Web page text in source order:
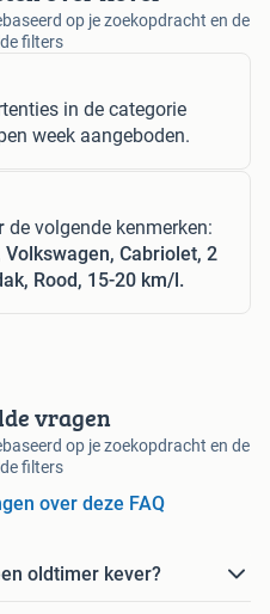
op je zoekopdracht en de
filters
in de categorie
week aangeboden.
de volgende kenmerken:
Cabriolet, 2
Rood, 15-20 km/l.
vragen
op je zoekopdracht en de
filters
over deze FAQ
oldtimer kever?